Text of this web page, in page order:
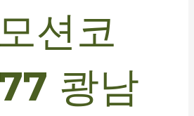
션코
쾅남